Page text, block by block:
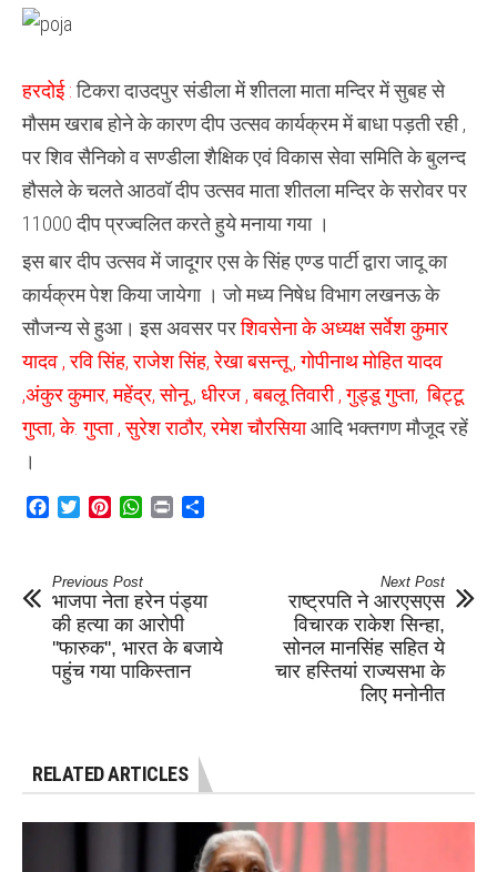
हरदोई :टिकरा दाउदपुर संडीला में शीतला माता मन्दिर में सुबह से
मौसम खराब होने के कारण दीप उत्सव कार्यक्रम में बाधा पड़ती रही ,
पर शिव सैनिको व सण्डीला शैक्षिक एवं विकास सेवा समिति के बुलन्द
हौसले के चलते आठवॉ दीप उत्सव माता शीतला मन्दिर के सरोवर पर
11000 दीप प्रज्वलित करते हुये मनाया गया ।
इस बार दीप उत्सव में जादूगर एस के सिंह एण्ड पार्टी द्वारा जादू का
कार्यक्रम पेश किया जायेगा । जो मध्य निषेध विभाग लखनऊ के
सौजन्य से हुआ। इस अवसर परशिवसेना के अध्यक्ष सर्वेश कुमार
यादव , रवि सिंह, राजेश सिंह, रेखा बसन्तू , गोपीनाथ मोहित यादव
,अंकुर कुमार, महेंद्र, सोनू , धीरज , बबलू तिवारी , गुड्डू गुप्ता, बिट्टू
गुप्ता, के. गुप्ता , सुरेश राठौर, रमेश चौरसियाआदि भक्तगण मौजूद रहें
।
Facebook
TwitterPinterestWhatsApp
Print
Previous Post
भाजपा नेता हरेन पंड्या
की हत्या का आरोपी
''फारुक'', भारत के बजाये
पहुंच गया पाकिस्तान
Next Post
राष्ट्रपति ने आरएसएस
विचारक राकेश सिन्हा,
सोनल मानसिंह सहित ये
चार हस्तियां राज्यसभा के
लिए मनोनीत
RELATED ARTICLES